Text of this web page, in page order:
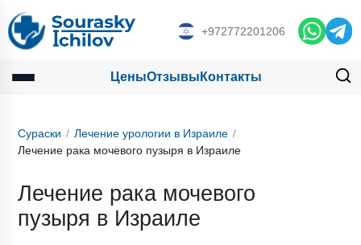
+972772201206
ЦеныОтзывыКонтакты
Сураски
Лечение урологии в Израиле
Лечение рака мочевого пузыря в Израиле
Лечение рака мочевого
пузыря в Израиле